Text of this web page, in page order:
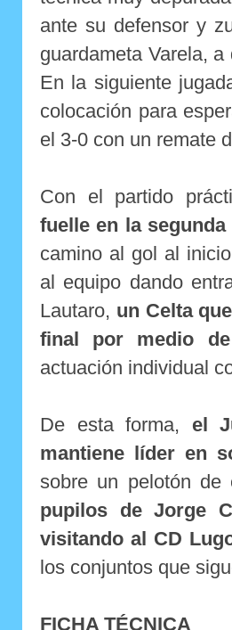
ante su defensor y
guardameta Varela,
En la siguiente
colocación para
el 3-0 con un remate
Con el partido
fuelle en la segunda
camino al gol al
al equipo dando
Lautaro, un Celta
final por medio de
actuación individual
De esta forma, el
mantiene líder en
sobre un pelotón
pupilos de Jorge
visitando al CD
los conjuntos que
FICHA TÉCNICA